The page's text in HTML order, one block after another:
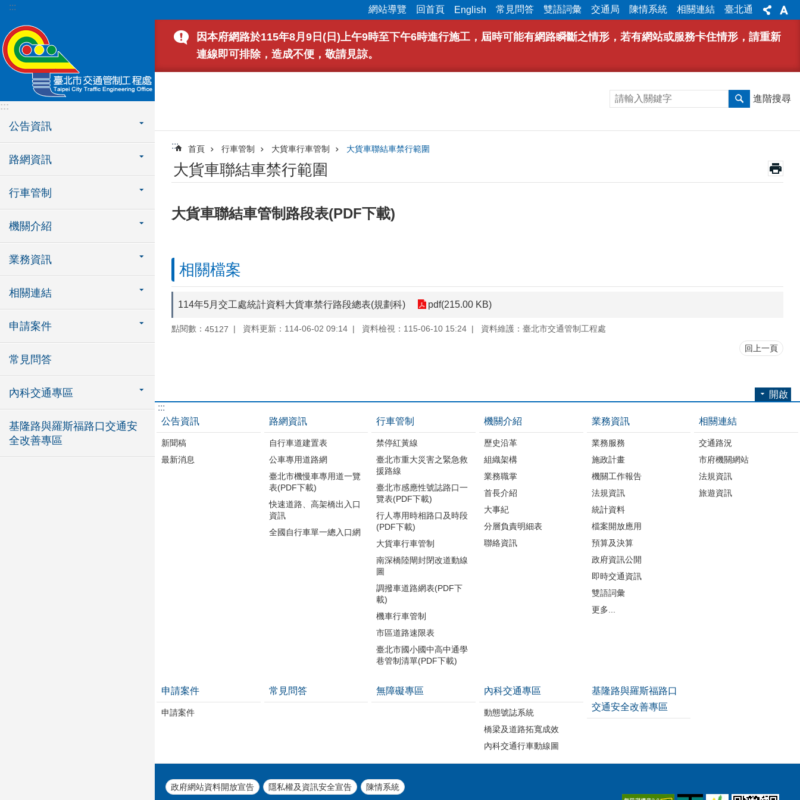
跳到主要內容區塊
::: 網站導覽 回首頁 English 常見問答 雙語詞彙 交通局 陳情系統 相關連結 臺北通
:::
公告資訊
路網資訊
行車管制
機關介紹
業務資訊
相關連結
申請案件
常見問答
內科交通專區
基隆路與羅斯福路口交通安
全改善專區
因本府網路於115年8月9日(日)上午9時至下午6時進行施工，屆時可能有網路瞬斷之情形，若有網站或服務卡住情形，請重新
連線即可排除，造成不便，敬請見諒。
進階搜尋
::: 首頁 行車管制 大貨車行車管制 大貨車聯結車禁行範圍
大貨車聯結車禁行範圍
大貨車聯結車管制路段表(PDF下載)
相關檔案
114年5月交工處統計資料大貨車禁行路段總表(規劃科) pdf(215.00 KB)
點閱數： 45127 資料更新：114-06-02 09:14 資料檢視：115-06-10 15:24 資料維護：臺北市交通管制工程處
回上一頁
開啟
:::
公告資訊
新聞稿
最新消息
路網資訊
自行車道建置表
公車專用道路網
臺北市機慢車專用道一覽
表(PDF下載)
快速道路、高架橋出入口
資訊
全國自行車單一總入口網
行車管制
禁停紅黃線
臺北市重大災害之緊急救
援路線
臺北市感應性號誌路口一
覽表(PDF下載)
行人專用時相路口及時段
(PDF下載)
大貨車行車管制
南深橋陸閘封閉改道動線
圖
調撥車道路網表(PDF下
載)
機車行車管制
市區道路速限表
臺北市國小國中高中通學
巷管制清單(PDF下載)
機關介紹
歷史沿革
組織架構
業務職掌
首長介紹
大事紀
分層負責明細表
聯絡資訊
業務資訊
業務服務
施政計畫
機關工作報告
法規資訊
統計資料
檔案開放應用
預算及決算
政府資訊公開
即時交通資訊
雙語詞彙
更多...
相關連結
交通路況
市府機關網站
法規資訊
旅遊資訊
申請案件
申請案件
常見問答 無障礙專區 內科交通專區
動態號誌系統
橋梁及道路拓寬成效
內科交通行車動線圖
基隆路與羅斯福路口
交通安全改善專區
政府網站資料開放宣告 隱私權及資訊安全宣告 陳情系統